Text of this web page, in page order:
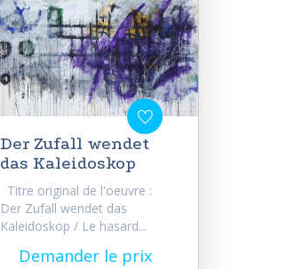
Der Zufall wendet
das Kaleidoskop
Titre original de l'oeuvre :
Der Zufall wendet das
Kaleidoskop / Le hasard...
Demander le prix